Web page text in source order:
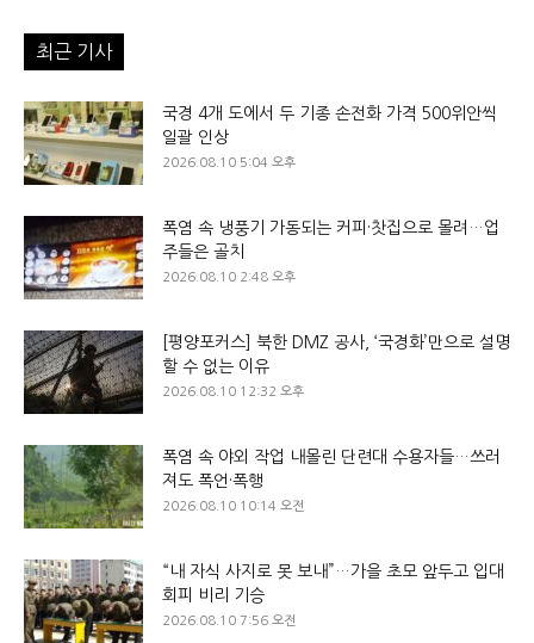
최근 기사
국경 4개 도에서 두 기종 손전화 가격 500위안씩
일괄 인상
2026.08.10 5:04 오후
폭염 속 냉풍기 가동되는 커피·찻집으로 몰려…업
주들은 골치
2026.08.10 2:48 오후
[평양포커스] 북한 DMZ 공사, ‘국경화’만으로 설명
할 수 없는 이유
2026.08.10 12:32 오후
폭염 속 야외 작업 내몰린 단련대 수용자들…쓰러
져도 폭언·폭행
2026.08.10 10:14 오전
“내 자식 사지로 못 보내”…가을 초모 앞두고 입대
회피 비리 기승
2026.08.10 7:56 오전